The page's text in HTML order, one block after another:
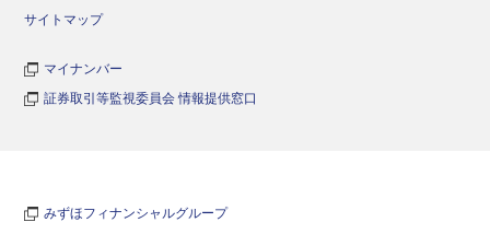
サイトマップ
マイナンバー
証券取引等監視委員会 情報提供窓口
みずほフィナンシャルグループ